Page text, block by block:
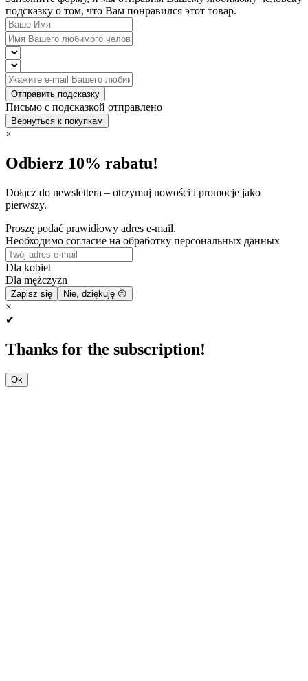
подсказку о том, что Вам понравился этот товар.
Отправить подсказку
Письмо с подсказкой отправлено
Вернуться к покупкам
×
Odbierz 10% rabatu!
Dołącz do newslettera – otrzymuj nowości i promocje jako
pierwszy.
Proszę podać prawidłowy adres e-mail.
Необходимо согласие на обработку персональных данных
Dla kobiet
Dla mężczyzn
Zapisz się Nie, dziękuję 😔
×
✔
Thanks for the subscription!
Ok